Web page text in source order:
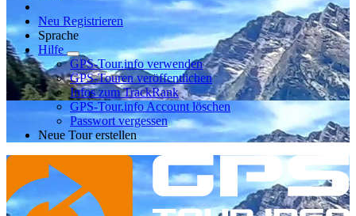
Neu Registrieren
Sprache
Hilfe
GPS-Tour.info verwenden
GPS-Touren veröffentlichen
Infos zum TrackRank
GPS-Tour.info Account löschen
Passwort vergessen
Neue Tour erstellen